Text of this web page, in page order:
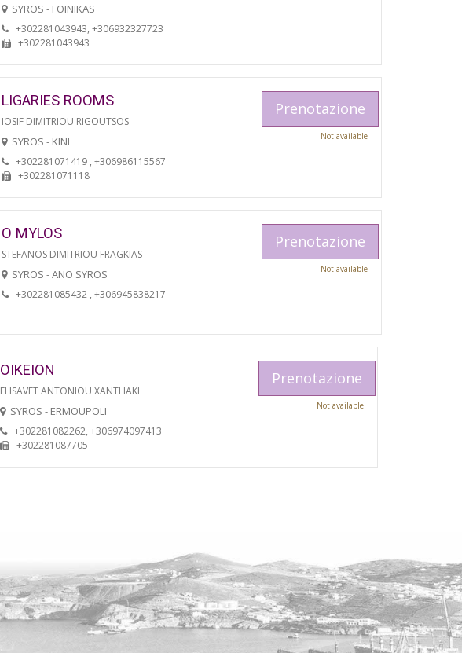
SYROS - FOINIKAS
+302281043943, +306932327723
+302281043943
LIGARIES ROOMS
IOSIF DIMITRIOU RIGOUTSOS
SYROS - KINI
+302281071419 , +306986115567
+302281071118
Prenotazione
Not available
O MYLOS
STEFANOS DIMITRIOU FRAGKIAS
SYROS - ANO SYROS
+302281085432 , +306945838217
Prenotazione
Not available
OIKEION
ELISAVET ANTONIOU XANTHAKI
SYROS - ERMOUPOLI
+302281082262, +306974097413
+302281087705
Prenotazione
Not available